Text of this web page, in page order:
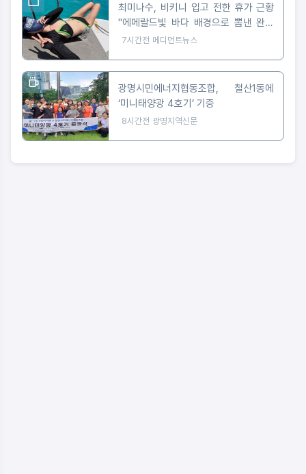
최미나수, 비키니 입고 전한 휴가 근황
"에메랄드빛 바다 배경으로 뽐낸 완벽
피지컬"
7시간전 메디먼트뉴스
광명시민에너지협동조합, 철산1동에
‘미니태양광 4호기’ 기증
8시간전 광명지역신문